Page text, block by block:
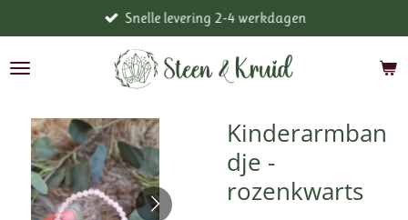
direct
naar
Snelle levering 2-4 werkdagen
Kinderarmban
dje -
rozenkwarts